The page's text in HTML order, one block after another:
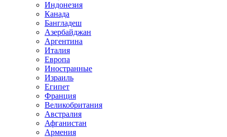
Индонезия
Канада
Бангладеш
Азербайджан
Аргентина
Италия
Европа
Иностранные
Израиль
Египет
Франция
Великобритания
Австралия
Афганистан
Армения